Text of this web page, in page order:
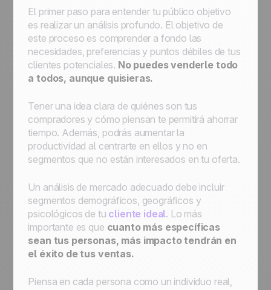
El primer paso para entender tu público objetivo
es realizar un análisis profundo. El objetivo de
este proceso es comprender a fondo las
necesidades, preferencias y puntos débiles de tus
clientes potenciales. No puedes venderle todo
a todos, aunque quisieras.
Tener una idea clara de quiénes son tus
compradores y cómo piensan te permitirá ahorrar
tiempo. Además, podrás aumentar la
productividad al centrarte en ellos y no en
segmentos que no están interesados en tu oferta.
Un análisis de mercado adecuado debe incluir
segmentos demográficos, geográficos y
psicológicos de tu cliente ideal. Lo más
importante es que cuanto más específicas
sean tus personas, más impacto tendrán en
el éxito de tus ventas.
Piensa en cada persona como un individuo real,